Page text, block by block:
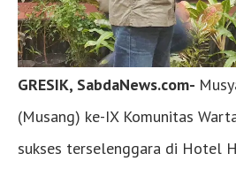
GRESIK, SabdaNews.com-
(Musang) ke-IX Komunitas
sukses terselenggara di Hotel